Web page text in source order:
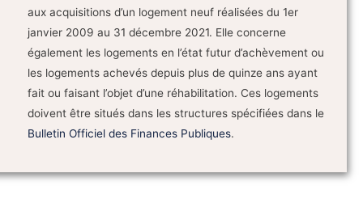
aux acquisitions d’un logement neuf réalisées du 1er
janvier 2009 au 31 décembre 2021. Elle concerne
également les logements en l’état futur d’achèvement ou
les logements achevés depuis plus de quinze ans ayant
fait ou faisant l’objet d’une réhabilitation. Ces logements
doivent être situés dans les structures spécifiées dans le
Bulletin Officiel des Finances Publiques.